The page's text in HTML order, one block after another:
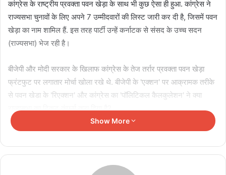
कांग्रेस के राष्ट्रीय प्रवक्ता पवन खेड़ा के साथ भी कुछ ऐसा ही हुआ. कांग्रेस ने
राज्यसभा चुनावों के लिए अपने 7 उम्मीदवारों की लिस्ट जारी कर दी है, जिसमें पवन
खेड़ा का नाम शामिल हैं. इस तरह पार्टी उन्हें कर्नाटक से संसद के उच्च सदन
(राज्यसभा) भेज रही है।
बीजेपी और मोदी सरकार के खिलाफ कांग्रेस के तेज तर्रार प्रवक्ता पवन खेड़ा
फ्रंटफुट पर लगातार मोर्चा खोला रखे थे. बीजेपी के 'एक्शन' पर आक्रामक तरीके
से पवन खेडा के 'रिएक्शन' और कांग्रेस का 'पॉलिटिकल कैलकुलेशन' ने क्या
राज्यसभा का टिकट कंफर्म करा दिया है?
विदेश में इलाज की अनुमति को लेकर अभिषेक बनर्जी पहुंचे
Show More